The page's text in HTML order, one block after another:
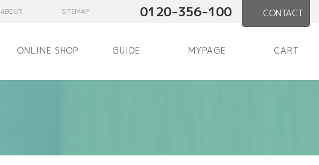
ABOUT SITEMAP 0120-356-100 CONTACT
ONLINE SHOP GUIDE MYPAGE CART